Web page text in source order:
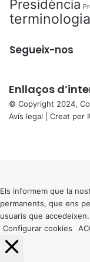
Presidència
Segueix-nos
Enllaços
© Copyright 2024,
Avís legal | Creat per
button
Els informem que la
permanents, que ens
usuaris que
Configurar cookies